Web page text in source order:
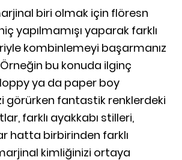
biri olmak için flöresn
yapılmamışı yaparak farklı
kombinlemeyi başarmanız
bu konuda ilginç
ya da paper boy
görürken fantastik renklerdeki
farklı ayakkabı stilleri,
hatta birbirinden farklı
kimliğinizi ortaya